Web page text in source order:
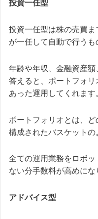
投資一任型
投資一任型は株の売買ま
が一任して自動で行うも
年齢や年収、金融資産
答えると、ポートフォ
あった運用してくれます
ポートフォリオとは、
構成されたバスケットの
全ての運用業務をロボ
ない分手数料が高めにな
アドバイス型